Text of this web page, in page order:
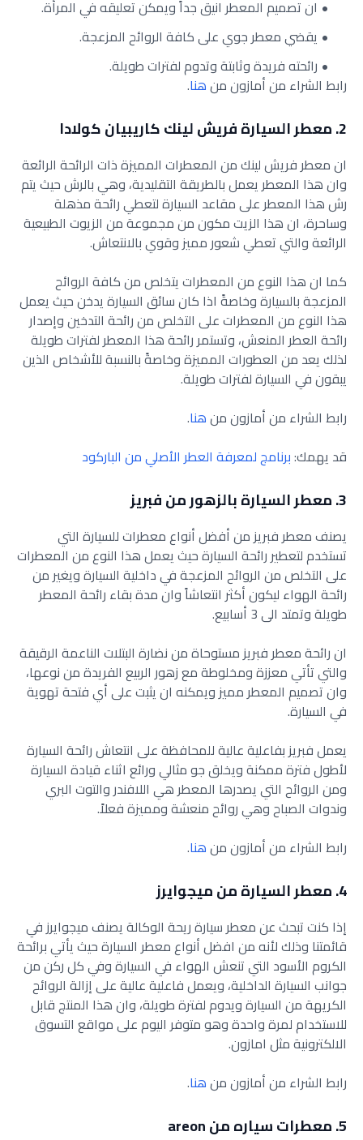
ان تصميم المعطر انيق جداً ويمكن تعليقه في المرأة.
يقضي معطر جوي على كافة الروائح المزعجة.
رائحته فريدة وثابتة وتدوم لفترات طويلة.
رابط الشراء من أمازون منهنا.
2. معطر السيارة فريش لينك كاريبيان كولادا
ان معطر فريش لينك من المعطرات المميزة ذات الرائحة الرائعة
وان هذا المعطر يعمل بالطريقة التقليدية، وهي بالرش حيث يتم
رش هذا المعطر على مقاعد السيارة لتعطي رائحة مذهلة
وساحرة، ان هذا الزيت مكون من مجموعة من الزيوت الطبيعية
الرائعة والتي تعطي شعور مميز وقوي بالانتعاش.
كما ان هذا النوع من المعطرات يتخلص من كافة الروائح
المزعجة بالسيارة وخاصةً اذا كان سائق السيارة يدخن حيث يعمل
هذا النوع من المعطرات على التخلص من رائحة التدخين وإصدار
رائحة العطر المنعش، وتستمر رائحة هذا المعطر لفترات طويلة
لذلك يعد من العطورات المميزة وخاصةً بالنسبة للأشخاص الذين
يبقون في السيارة لفترات طويلة.
رابط الشراء من أمازون منهنا.
قد يهمك:برنامج لمعرفة العطر الأصلي من الباركود
3. معطر السيارة بالزهور من فبريز
يصنف معطر فبريز من أفضل أنواع معطرات للسيارة التي
تستخدم لتعطير رائحة السيارة حيث يعمل هذا النوع من المعطرات
على التخلص من الروائح المزعجة في داخلية السيارة ويغير من
رائحة الهواء ليكون أكثر انتعاشاً وان مدة بقاء رائحة المعطر
طويلة وتمتد الى 3 أسابيع.
ان رائحة معطر فبريز مستوحاة من نضارة البتلات الناعمة الرقيقة
والتي تأتي معززة ومخلوطة مع زهور الربيع الفريدة من نوعها،
وان تصميم المعطر مميز ويمكنه ان يثبت على أي فتحة تهوية
في السيارة.
يعمل فبريز بفاعلية عالية للمحافظة على انتعاش رائحة السيارة
لأطول فترة ممكنة ويخلق جو مثالي ورائع اثناء قيادة السيارة
ومن الروائح التي يصدرها المعطر هي اللافندر والتوت البري
وندوات الصباح وهي روائح منعشة ومميزة فعلاً.
رابط الشراء من أمازون منهنا.
4. معطر السيارة من ميجوايرز
إذا كنت تبحث عن معطر سيارة ريحة الوكالة يصنف ميجوايرز في
قائمتنا وذلك لأنه من افضل أنواع معطر السيارة حيث يأتي برائحة
الكروم الأسود التي تنعش الهواء في السيارة وفي كل ركن من
جوانب السيارة الداخلية، ويعمل فاعلية عالية على إزالة الروائح
الكريهة من السيارة ويدوم لفترة طويلة، وان هذا المنتج قابل
للاستخدام لمرة واحدة وهو متوفر اليوم على مواقع التسوق
الالكترونية مثل امازون.
رابط الشراء من أمازون منهنا.
5. معطرات سياره من areon